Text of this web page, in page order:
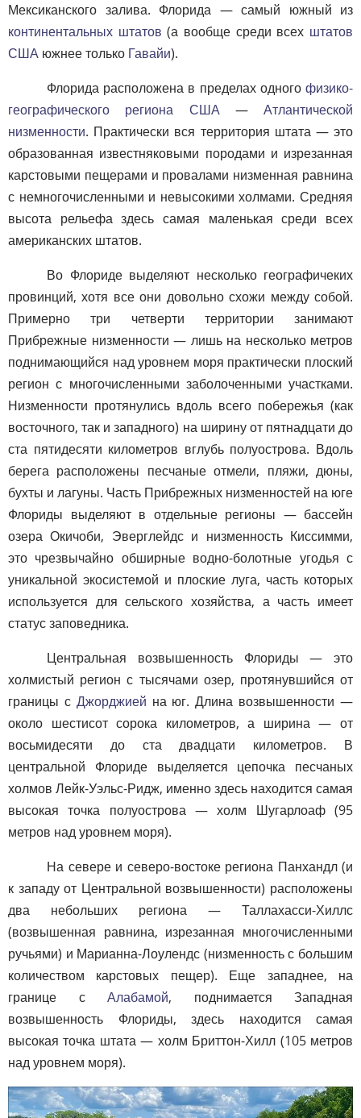
Мексиканского залива. Флорида — самый южный из
континентальных штатов (а вообще среди всех штатов
США южнее только Гавайи).
Флорида расположена в пределах одного физико-
географического региона США— Атлантической
низменности. Практически вся территория штата — это
образованная известняковыми породами и изрезанная
карстовыми пещерами и провалами низменная равнина
с немногочисленными и невысокими холмами. Средняя
высота рельефа здесь самая маленькая среди всех
американских штатов.
Во Флориде выделяют несколько географичеких
провинций, хотя все они довольно схожи между собой.
Примерно три четверти территории занимают
Прибрежные низменности — лишь на несколько метров
поднимающийся над уровнем моря практически плоский
регион с многочисленными заболоченными участками.
Низменности протянулись вдоль всего побережья (как
восточного, так и западного) на ширину от пятнадцати до
ста пятидесяти километров вглубь полуострова. Вдоль
берега расположены песчаные отмели, пляжи, дюны,
бухты и лагуны. Часть Прибрежных низменностей на юге
Флориды выделяют в отдельные регионы — бассейн
озера Окичоби, Эверглейдс и низменность Киссимми,
это чрезвычайно обширные водно-болотные угодья с
уникальной экосистемой и плоские луга, часть которых
используется для сельского хозяйства, а часть имеет
статус заповедника.
Центральная возвышенность Флориды — это
холмистый регион с тысячами озер, протянувшийся от
границы с Джорджией на юг. Длина возвышенности —
около шестисот сорока километров, а ширина — от
восьмидесяти до ста двадцати километров. В
центральной Флориде выделяется цепочка песчаных
холмов Лейк-Уэльс-Ридж, именно здесь находится самая
высокая точка полуострова — холм Шугарлоаф (95
метров над уровнем моря).
На севере и северо-востоке региона Панхандл (и
к западу от Центральной возвышенности) расположены
два небольших региона — Таллахасси-Хиллс
(возвышенная равнина, изрезанная многочисленными
ручьями) и Марианна-Лоулендс (низменность с большим
количеством карстовых пещер). Еще западнее, на
границе с Алабамой, поднимается Западная
возвышенность Флориды, здесь находится самая
высокая точка штата — холм Бриттон-Хилл (105 метров
над уровнем моря).